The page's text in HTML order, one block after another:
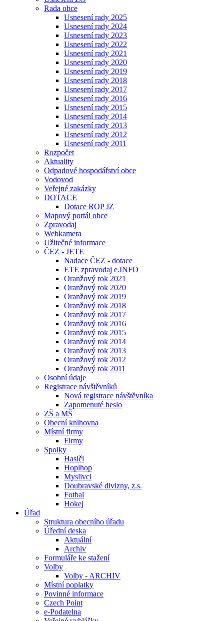
Rada obce
Usnesení rady 2025
Usnesení rady 2024
Usnesení rady 2023
Usnesení rady 2022
Usnesení rady 2021
Usnesení rady 2020
Usnesení rady 2019
Usnesení rady 2018
Usnesení rady 2017
Usnesení rady 2016
Usnesení rady 2015
Usnesení rady 2014
Usnesení rady 2013
Usnesení rady 2012
Usnesení rady 2011
Rozpočet
Aktuality
Odpadové hospodářství obce
Vodovod
Veřejné zakázky
DOTACE
Dotace ROP JZ
Mapový portál obce
Zpravodaj
Webkamera
Užitečné informace
ČEZ - JETE
Nadace ČEZ - dotace
ETE zpravodaj e.INFO
Oranžový rok 2021
Oranžový rok 2020
Oranžový rok 2019
Oranžový rok 2018
Oranžový rok 2017
Oranžový rok 2016
Oranžový rok 2015
Oranžový rok 2014
Oranžový rok 2013
Oranžový rok 2012
Oranžový rok 2011
Osobní údaje
Registrace návštěvníků
Nová registrace návštěvníka
Zapomenuté heslo
ZŠ a MŠ
Obecní knihovna
Místní firmy
Firmy
Spolky
Hasiči
Hopihop
Myslivci
Doubravské divizny, z.s.
Fotbal
Hokej
Úřad
Struktura obecního úřadu
Úřední deska
Aktuální
Archiv
Formuláře ke stažení
Volby
Volby - ARCHIV
Místní poplatky
Povinné informace
Czech Point
e-Podatelna